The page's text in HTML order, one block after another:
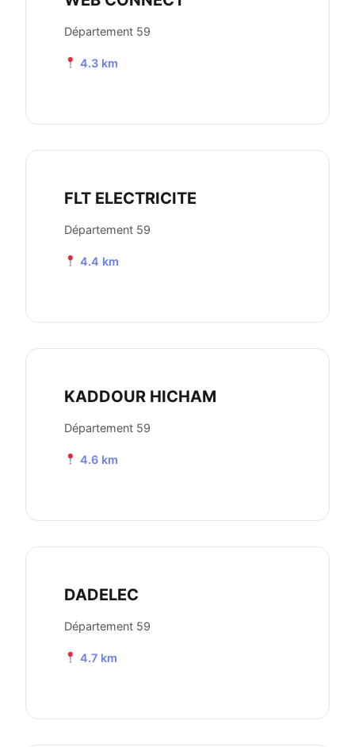
Département 59
4.3 km
FLT ELECTRICITE
Département 59
4.4 km
KADDOUR HICHAM
Département 59
4.6 km
DADELEC
Département 59
4.7 km